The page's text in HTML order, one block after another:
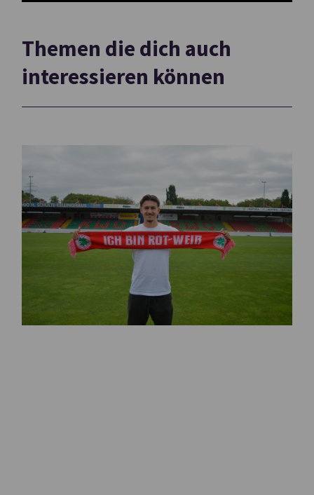
Themen die dich auch
interessieren können